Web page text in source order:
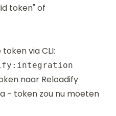
token" of
via CLI:
naar Reloadify
- token zou nu moeten